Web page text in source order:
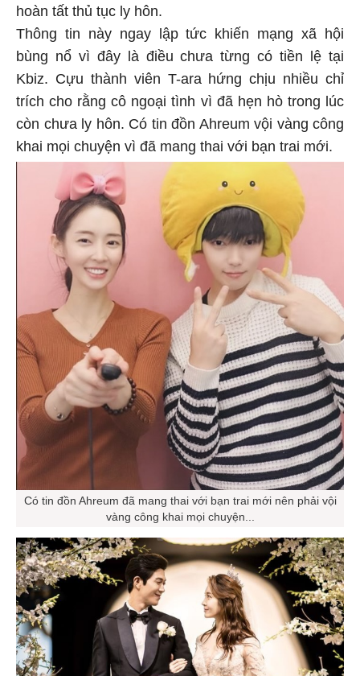
hoàn tất thủ tục ly hôn.
Thông tin này ngay lập tức khiến mạng xã hội
bùng nổ vì đây là điều chưa từng có tiền lệ tại
Kbiz. Cựu thành viên T-ara hứng chịu nhiều chỉ
trích cho rằng cô ngoại tình vì đã hẹn hò trong lúc
còn chưa ly hôn. Có tin đồn Ahreum vội vàng công
khai mọi chuyện vì đã mang thai với bạn trai mới.
Có tin đồn Ahreum đã mang thai với bạn trai mới nên phải vội
vàng công khai mọi chuyện...